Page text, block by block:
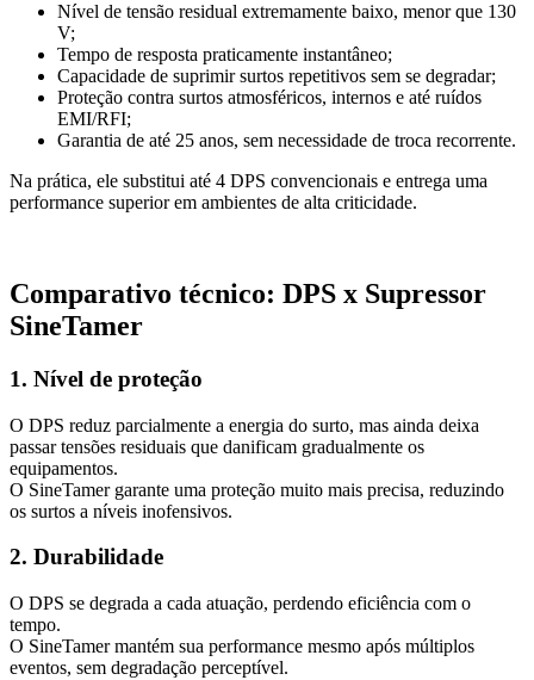
Nível de tensão residual extremamente baixo, menor que 130
V;
Tempo de resposta praticamente instantâneo;
Capacidade de suprimir surtos repetitivos sem se degradar;
Proteção contra surtos atmosféricos, internos e até ruídos
EMI/RFI;
Garantia de até 25 anos, sem necessidade de troca recorrente.
Na prática, ele substitui até 4 DPS convencionais e entrega uma
performance superior em ambientes de alta criticidade.
Comparativo técnico: DPS x Supressor
SineTamer
1. Nível de proteção
O DPS reduz parcialmente a energia do surto, mas ainda deixa
passar tensões residuais que danificam gradualmente os
equipamentos.
O SineTamer garante uma proteção muito mais precisa, reduzindo
os surtos a níveis inofensivos.
2. Durabilidade
O DPS se degrada a cada atuação, perdendo eficiência com o
tempo.
O SineTamer mantém sua performance mesmo após múltiplos
eventos, sem degradação perceptível.